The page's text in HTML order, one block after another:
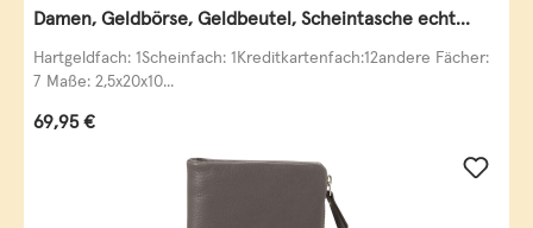
Damen, Geldbörse, Geldbeutel, Scheintasche echt
Leder
Hartgeldfach: 1Scheinfach: 1Kreditkartenfach:12andere Fächer:
7 Maße: 2,5x20x10...
Regulärer Preis:
69,95 €